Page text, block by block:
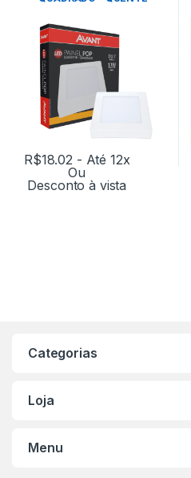
R$18.02 - Até 12x
Ou
Desconto à vista
Categorias
Loja
Menu